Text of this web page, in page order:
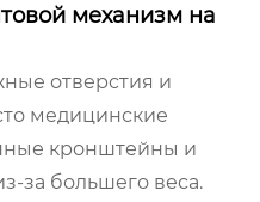
механизм на
отверстия и
медицинские
кронштейны и
за большего веса.